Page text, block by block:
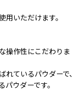
用いただけます。
操作性にこだわりま
れているパウダーで、
ウダーです。